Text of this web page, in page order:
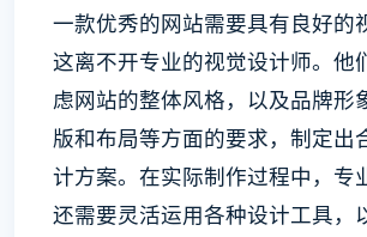
一款优秀的网站需要具有良好的
这离不开专业的视觉设计师。他
虑网站的整体风格，以及品牌形
版和布局等方面的要求，制定出
计方案。在实际制作过程中，专
还需要灵活运用各种设计工具，